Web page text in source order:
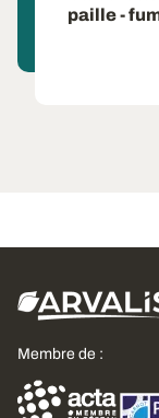
paille -
Membre de :